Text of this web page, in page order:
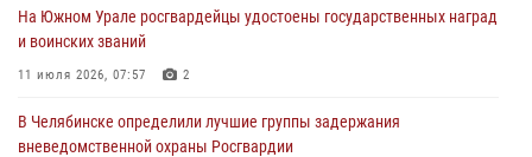
В Челябинской области росгвардейцами по горячим следам
задержан подозреваемый в грабеже
На Южном Урале росгвардейцы удостоены государственных наград
и воинских званий
11 июля 2026, 07:57 2
В Челябинске определили лучшие группы задержания
вневедомственной охраны Росгвардии